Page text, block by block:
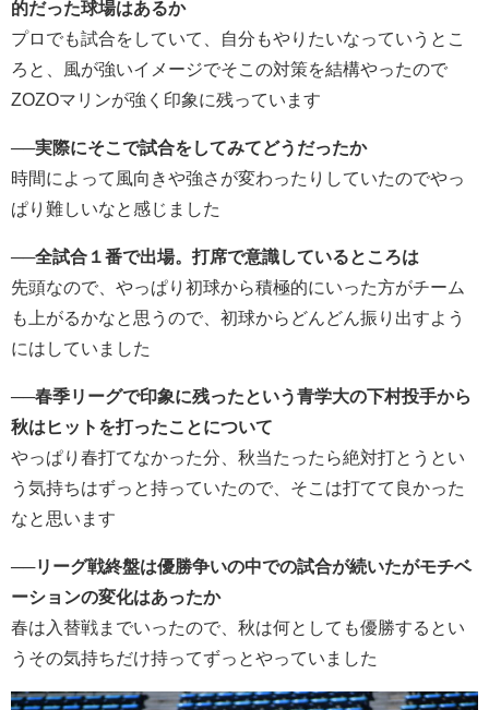
的だった球場はあるか
プロでも試合をしていて、自分もやりたいなっていうとこ
ろと、風が強いイメージでそこの対策を結構やったので
ZOZOマリンが強く印象に残っています
──実際にそこで試合をしてみてどうだったか
時間によって風向きや強さが変わったりしていたのでやっ
ぱり難しいなと感じました
──全試合１番で出場。打席で意識しているところは
先頭なので、やっぱり初球から積極的にいった方がチーム
も上がるかなと思うので、初球からどんどん振り出すよう
にはしていました
──春季リーグで印象に残ったという青学大の下村投手から
秋はヒットを打ったことについて
やっぱり春打てなかった分、秋当たったら絶対打とうとい
う気持ちはずっと持っていたので、そこは打てて良かった
なと思います
──リーグ戦終盤は優勝争いの中での試合が続いたがモチベ
ーションの変化はあったか
春は入替戦までいったので、秋は何としても優勝するとい
うその気持ちだけ持ってずっとやっていました